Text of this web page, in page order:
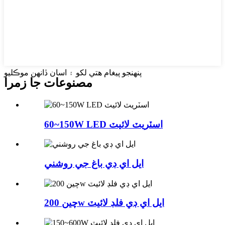
پنهنجو پيغام هتي لکو ۽ اسان ڏانهن موڪليو
مصنوعات جا زمرا
60~150W LED اسٽريٽ لائيٽ
ايل اي ڊي باغ جي روشني
چين 200w ايل اي ڊي فلڊ لائيٽ